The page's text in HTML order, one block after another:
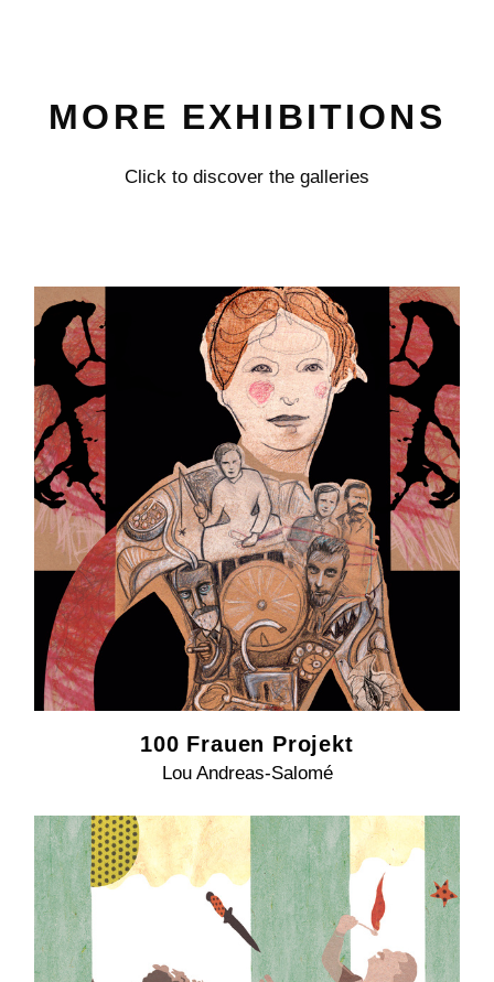
MORE EXHIBITIONS
Click to discover the galleries
100 Frauen Projekt
Lou Andreas-Salomé